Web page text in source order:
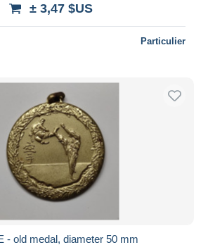
± 3,47 $US
Particulier
- old medal, diameter 50 mm